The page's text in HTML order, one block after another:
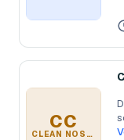
CC
CLEAN NOSE CF